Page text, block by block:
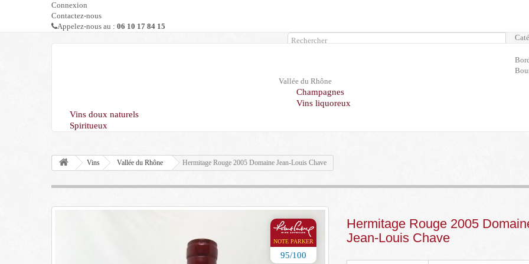
Connexion
Contactez-nous
Appelez-nous au : 06 10 17 84 15
Vallée du Rhône
Champagnes
Vins liquoreux
Vins doux naturels
Spiritueux
Vins Vallée du Rhône Hermitage Rouge 2005 Domaine Jean-Louis Chave
NOTE PARKER
95/100
Hermitage Rouge 2005
Jean-Louis Chave